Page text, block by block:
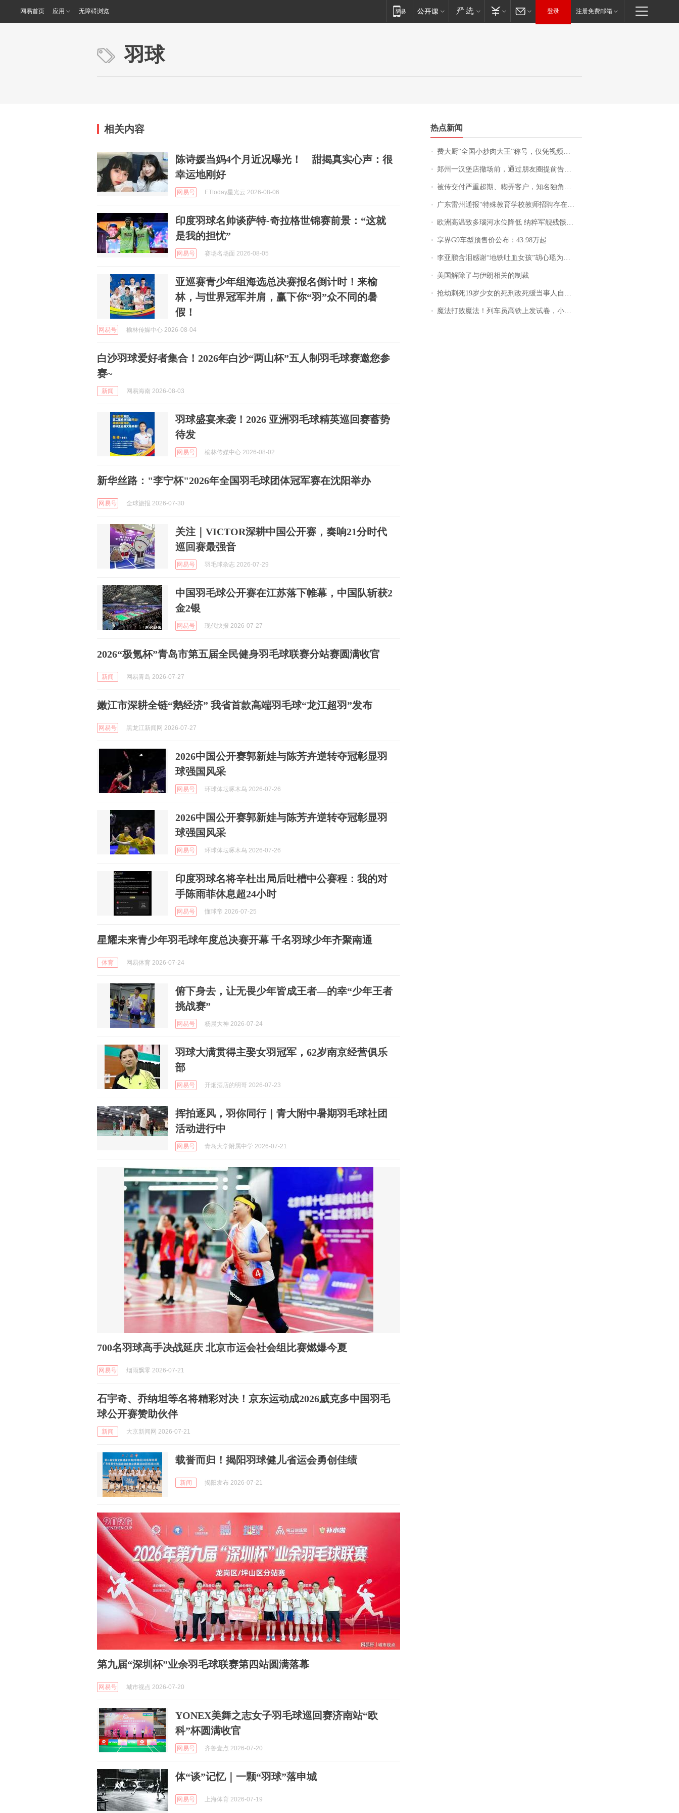
网易首页 应用 无障碍浏览 登录 注册免费邮箱
羽球
相关内容
陈诗媛当妈4个月近况曝光！ 甜揭真实心声：很
幸运地刚好
网易号 ETtoday星光云 2026-08-06
印度羽球名帅谈萨特-奇拉格世锦赛前景：“这就
是我的担忧”
网易号 赛场名场面 2026-08-05
亚巡赛青少年组海选总决赛报名倒计时！来榆
林，与世界冠军并肩，赢下你“羽”众不同的暑
假！
网易号 榆林传媒中心 2026-08-04
白沙羽球爱好者集合！2026年白沙“两山杯”五人制羽毛球赛邀您参
赛~
新闻 网易海南 2026-08-03
羽球盛宴来袭！2026 亚洲羽毛球精英巡回赛蓄势
待发
网易号 榆林传媒中心 2026-08-02
新华丝路："李宁杯"2026年全国羽毛球团体冠军赛在沈阳举办
网易号 全球旅报 2026-07-30
关注｜VICTOR深耕中国公开赛，奏响21分时代
巡回赛最强音
网易号 羽毛球杂志 2026-07-29
中国羽毛球公开赛在江苏落下帷幕，中国队斩获2
金2银
网易号 现代快报 2026-07-27
2026“极氪杯”青岛市第五届全民健身羽毛球联赛分站赛圆满收官
新闻 网易青岛 2026-07-27
嫩江市深耕全链“鹅经济” 我省首款高端羽毛球“龙江超羽”发布
网易号 黑龙江新闻网 2026-07-27
2026中国公开赛郭新娃与陈芳卉逆转夺冠彰显羽
球强国风采
网易号 环球体坛啄木鸟 2026-07-26
2026中国公开赛郭新娃与陈芳卉逆转夺冠彰显羽
球强国风采
网易号 环球体坛啄木鸟 2026-07-26
印度羽球名将辛杜出局后吐槽中公赛程：我的对
手陈雨菲休息超24小时
网易号 懂球帝 2026-07-25
星耀未来青少年羽毛球年度总决赛开幕 千名羽球少年齐聚南通
体育 网易体育 2026-07-24
俯下身去，让无畏少年皆成王者—的幸“少年王者
挑战赛”
网易号 杨晨大神 2026-07-24
羽球大满贯得主娶女羽冠军，62岁南京经营俱乐
部
网易号 开烟酒店的明哥 2026-07-23
挥拍逐风，羽你同行｜青大附中暑期羽毛球社团
活动进行中
网易号 青岛大学附属中学 2026-07-21
700名羽球高手决战延庆 北京市运会社会组比赛燃爆今夏
网易号 烟雨飘零 2026-07-21
石宇奇、乔纳坦等名将精彩对决！京东运动成2026威克多中国羽毛
球公开赛赞助伙伴
新闻 大京新闻网 2026-07-21
载誉而归！揭阳羽球健儿省运会勇创佳绩
新闻 揭阳发布 2026-07-21
第九届“深圳杯”业余羽毛球联赛第四站圆满落幕
网易号 城市视点 2026-07-20
YONEX美舞之志女子羽毛球巡回赛济南站“欧
科”杯圆满收官
网易号 齐鲁壹点 2026-07-20
体“谈”记忆｜一颗“羽球”落申城
网易号 上海体育 2026-07-19
热点新闻
费大厨“全国小炒肉大王”称号，仅凭视频评出？中国烹饪协会回应
郑州一汉堡店撤场前，通过朋友圈提前告知逐一退费，有顾客仅剩1元也全被退回，分文不少；顾客：言而有信，让人感动
被传交付严重超期、糊弄客户，知名独角兽车企创始人回应：都没证据，将依法采取措施，“本人长期与美国交管局保持沟通，对方表示肯定”
广东雷州通报“特殊教育学校教师招聘存在违规行为”：已启动问责程序 副校长被停职
欧洲高温致多瑙河水位降低 纳粹军舰残骸重见天日
享界G9车型预售价公布：43.98万起
李亚鹏含泪感谢“地铁吐血女孩”胡心瑶为嫣然天使捐99999元：这份捐赠太沉重，尊重其捐赠意愿，个人向胡心瑶和她的病友之家各捐赠99999元
美国解除了与伊朗相关的制裁
抢劫刺死19岁少女的死刑改死缓当事人自述：出狱11年间始终刻意躲避被害人家属
魔法打败魔法！列车员高铁上发试卷，小朋友一秒静音，12306回应：列车员个人行为，不是铁路规定